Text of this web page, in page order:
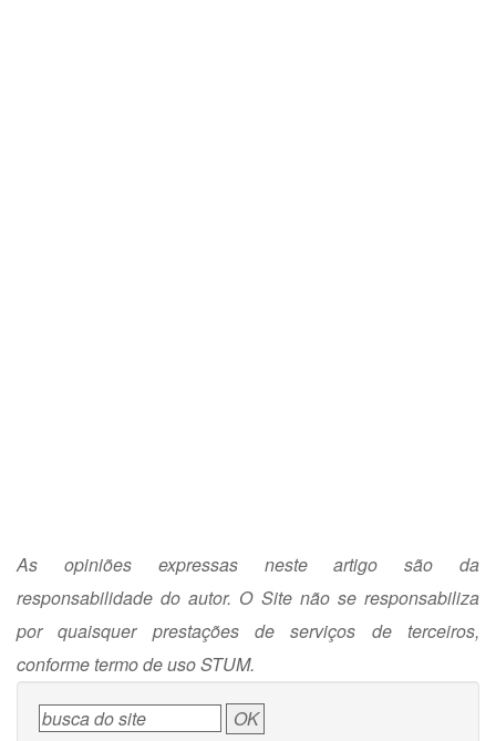
As opiniões expressas neste artigo são da
responsabilidade do autor. O Site não se responsabiliza
por quaisquer prestações de serviços de terceiros,
conforme termo de uso STUM.